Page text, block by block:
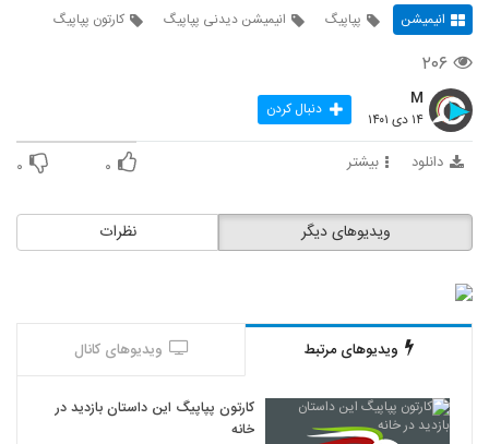
انیمیشن پپاپیگ انیمیشن دیدنی پپاپیگ کارتون پپاپیگ
۲۰۶
M
۱۴ دی ۱۴۰۱ دنبال کردن
دانلود بیشتر ۰ ۰
نظرات ویدیوهای دیگر
ویدیوهای مرتبط ویدیوهای کانال
کارتون پپاپیگ این داستان بازدید در
خانه